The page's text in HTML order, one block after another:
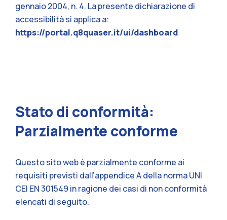
gennaio 2004, n. 4. La presente dichiarazione di
accessibilità si applica a:
https://portal.q8quaser.it/ui/dashboard
Stato di conformità:
Parzialmente conforme
Questo sito web è parzialmente conforme ai
requisiti previsti dall’appendice A della norma UNI
CEI EN 301549 in ragione dei casi di non conformità
elencati di seguito.